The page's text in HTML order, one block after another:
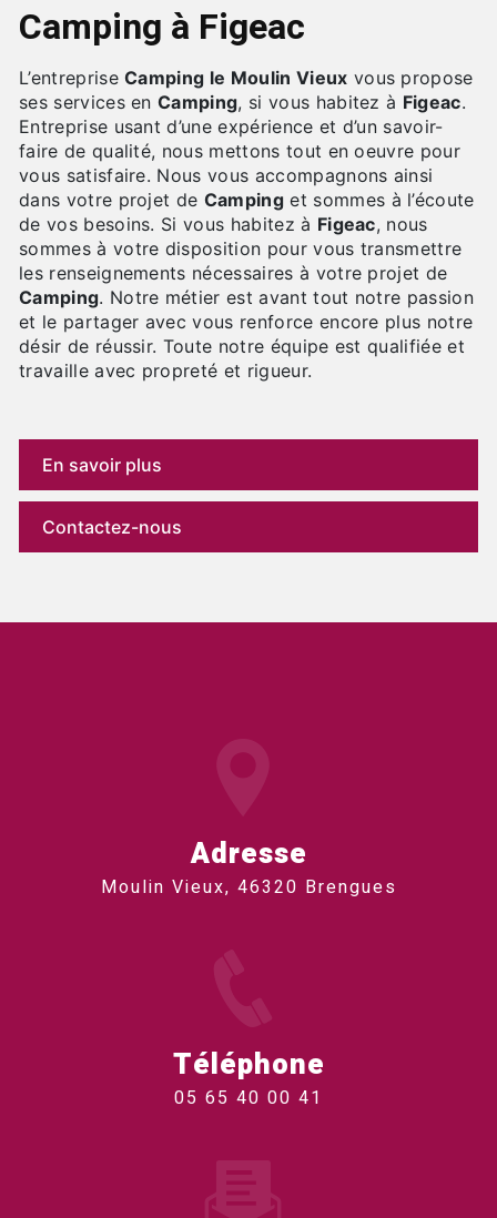
Camping à Figeac
L’entrepriseCamping le Moulin Vieux vous propose
ses services enCamping, si vous habitez à Figeac.
Entreprise usant d’une expérience et d’un savoir-
faire de qualité, nous mettons tout en oeuvre pour
vous satisfaire. Nous vous accompagnons ainsi
dans votre projet de Campinget sommes à l’écoute
de vos besoins. Si vous habitez à Figeac, nous
sommes à votre disposition pour vous transmettre
les renseignements nécessaires à votre projet de
Camping. Notre métier est avant tout notre passion
et le partager avec vous renforce encore plus notre
désir de réussir. Toute notre équipe est qualifiée et
travaille avec propreté et rigueur.
En savoir plus
Contactez-nous
Adresse
Moulin Vieux, 46320 Brengues
Téléphone
05 65 40 00 41